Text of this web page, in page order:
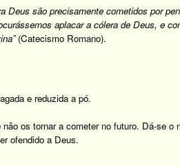
Deus são precisamente cometidos por
aplacar a cólera de Deus, e
(Catecismo Romano).
e reduzida a pó.
os tornar a cometer no futuro. Dá-se o
ofendido a Deus.